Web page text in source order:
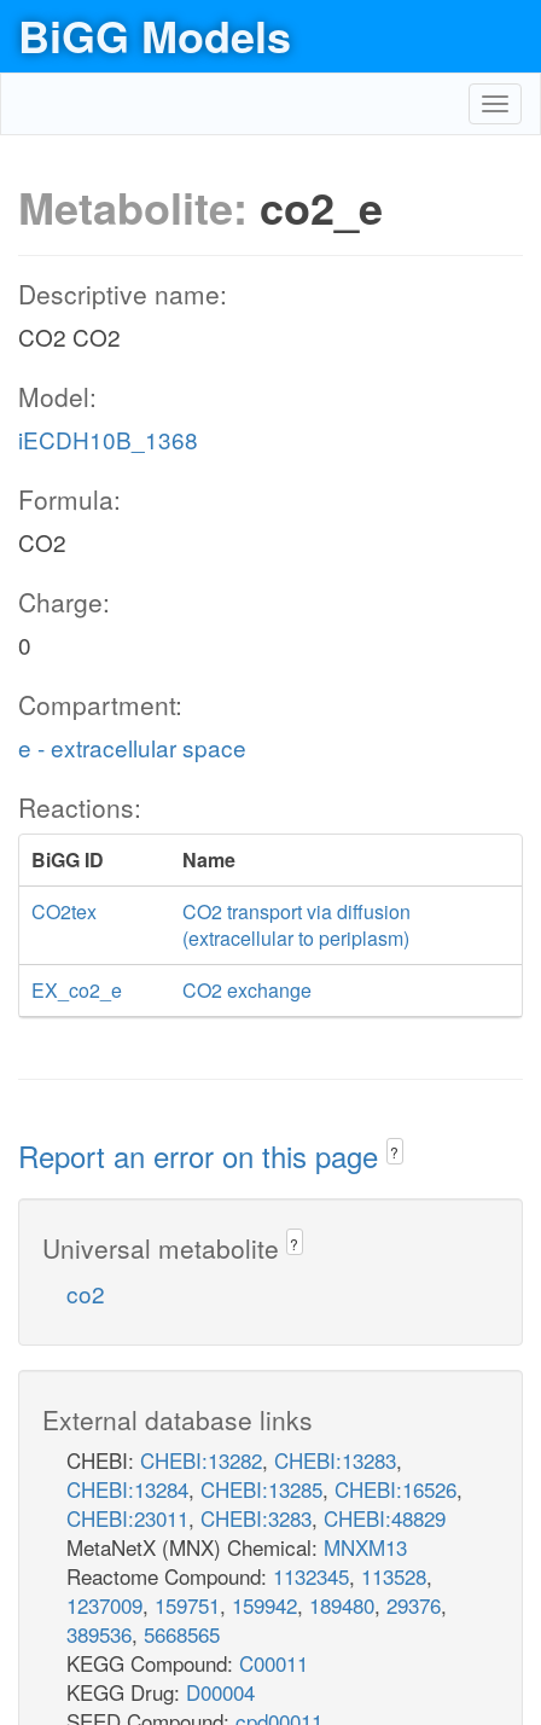
BiGG Models
Metabolite: co2_e
Descriptive name:
CO2 CO2
Model:
iECDH10B_1368
Formula:
CO2
Charge:
0
Compartment:
e - extracellular space
Reactions:
BiGG ID
Name
CO2tex
CO2 transport via diffusion
(extracellular to periplasm)
EX_co2_e
CO2 exchange
Report an error on this page ?
Universal metabolite ?
co2
External database links
CHEBI: CHEBI:13282, CHEBI:13283,
CHEBI:13284, CHEBI:13285, CHEBI:16526,
CHEBI:23011, CHEBI:3283, CHEBI:48829
MetaNetX (MNX) Chemical: MNXM13
Reactome Compound: 1132345, 113528,
1237009, 159751, 159942, 189480, 29376,
389536, 5668565
KEGG Compound: C00011
KEGG Drug: D00004